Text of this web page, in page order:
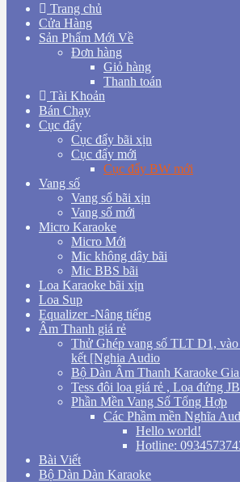
Trang chủ
Cửa Hàng
Sản Phẩm Mới Về
Đơn hàng
Giỏ hàng
Thanh toán
Tài Khoản
Bán Chạy
Cục đẩy
Cục đẩy bãi xịn
Cục đẩy mới
Cục đẩy BW mới
Vang số
Vang số bãi xịn
Vang số mới
Micro Karaoke
Micro Mới
Mic không dây bãi
Mic BBS bãi
Loa Karaoke bãi xịn
Loa Sup
Equalizer -Nâng tiếng
Âm Thanh giá rẻ
Thử Ghép vang số TLT D1,
kết [Nghia Audio
Bộ Dàn Âm Thanh Karaoke
Tess đôi loa giá rẻ , Loa đứng
Phần Mền Vang Số Tổng Hợp
Các Phầm mền Nghĩa
Hello world!
Hotline:
Bài Viết
Bộ Dàn Dàn Karaoke